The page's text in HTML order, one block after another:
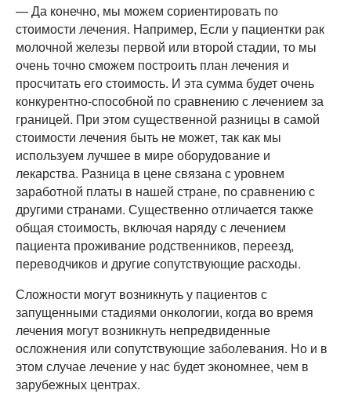
— Да конечно, мы можем сориентировать по
стоимости лечения. Например, Если у пациентки рак
молочной железы первой или второй стадии, то мы
очень точно сможем построить план лечения и
просчитать его стоимость. И эта сумма будет очень
конкурентно-способной по сравнению с лечением за
границей. При этом существенной разницы в самой
стоимости лечения быть не может, так как мы
используем лучшее в мире оборудование и
лекарства. Разница в цене связана с уровнем
заработной платы в нашей стране, по сравнению с
другими странами. Существенно отличается также
общая стоимость, включая наряду с лечением
пациента проживание родственников, переезд,
переводчиков и другие сопутствующие расходы.
Сложности могут возникнуть у пациентов с
запущенными стадиями онкологии, когда во время
лечения могут возникнуть непредвиденные
осложнения или сопутствующие заболевания. Но и в
этом случае лечение у нас будет экономнее, чем в
зарубежных центрах.